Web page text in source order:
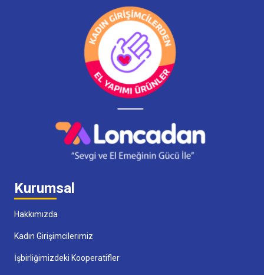
Kurumsal
Hakkımızda
Kadın Girişimcilerimiz
İşbirliğimizdeki Kooperatifler